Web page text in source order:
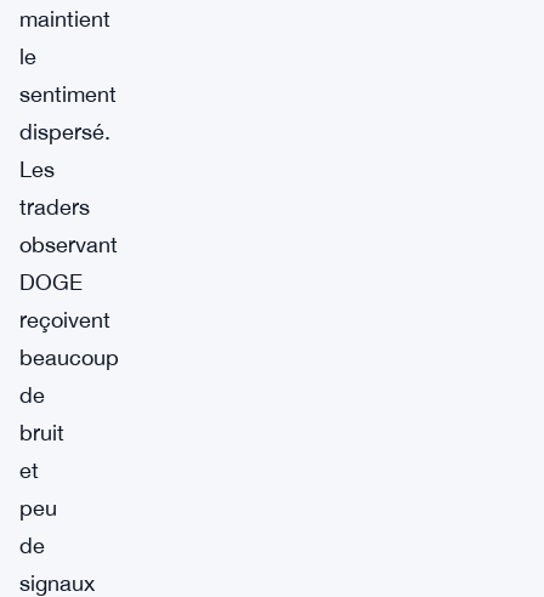
maintient
le
sentiment
dispersé.
Les
traders
observant
DOGE
reçoivent
beaucoup
de
bruit
et
peu
de
signaux